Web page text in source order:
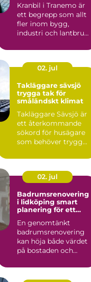
Kranbil i Tranemo är
ett begrepp som allt
fler inom bygg,
industri och lantbruk
02. jul
Takläggare sävsjö
trygga tak för
småländskt klimat
Takläggare Sävsjö är
ett återkommande
sökord för husägare
som behöver trygg
kr...
02. jul
Badrumsrenovering
i lidköping smart
planering för ett
En genomtänkt
badrumsrenovering
kan höja både värdet
på bostaden och
rejält. Samtid...